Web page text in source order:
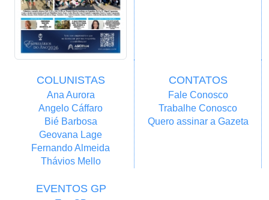
COLUNISTAS
Ana Aurora
Angelo Cáffaro
Bié Barbosa
Geovana Lage
Fernando Almeida
Thávios Mello
CONTATOS
Fale Conosco
Trabalhe Conosco
Quero assinar a Gazeta
EVENTOS GP